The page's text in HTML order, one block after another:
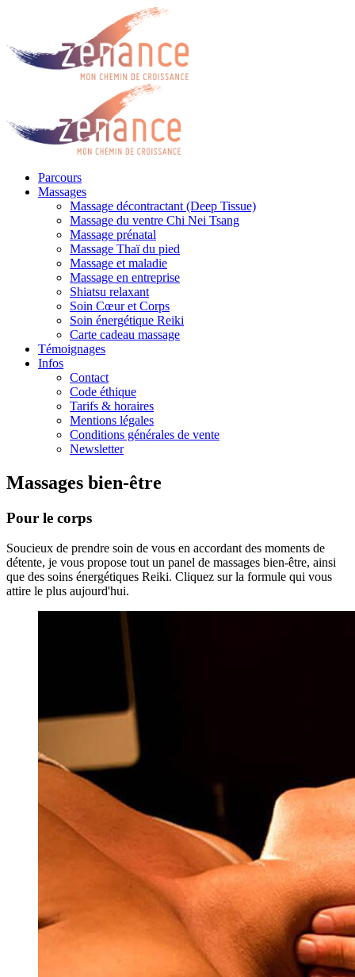
Parcours
Massages
Massage décontractant (Deep Tissue)
Massage du ventre Chi Nei Tsang
Massage prénatal
Massage Thaï du pied
Massage et maladie
Massage en entreprise
Shiatsu relaxant
Soin Cœur et Corps
Soin énergétique Reiki
Carte cadeau massage
Témoignages
Infos
Contact
Code éthique
Tarifs & horaires
Mentions légales
Conditions générales de vente
Newsletter
Massages bien-être
Pour le corps
Soucieux de prendre soin de vous en accordant des moments de
détente, je vous propose tout un panel de massages bien-être, ainsi
que des soins énergétiques Reiki. Cliquez sur la formule qui vous
attire le plus aujourd'hui.